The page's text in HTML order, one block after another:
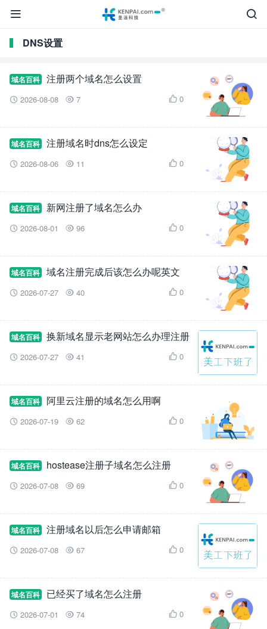


DNS设置
域名百科 注册两个域名怎么设置
 2026-08-08  7  0
域名百科 注册域名时dns怎么设定
 2026-08-06  11  0
域名百科 新网注册了域名怎么办
 2026-08-01  96  0
域名百科 域名注册完成后该怎么办呢英文
 2026-07-27  40  0
域名百科 换新域名显示老网站怎么办理注册
 2026-07-27  41  0
域名百科 阿里云注册的域名怎么用啊
 2026-07-19  62  0
域名百科 hostease注册子域名怎么注册
 2026-07-08  69  0
域名百科 注册域名以后怎么申请邮箱
 2026-07-08  67  0
域名百科 已经买了域名怎么注册
 2026-07-01  74  0